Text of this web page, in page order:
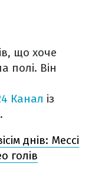
що хоче
полі. Він
Канал із
.
днів: Мессі
голів